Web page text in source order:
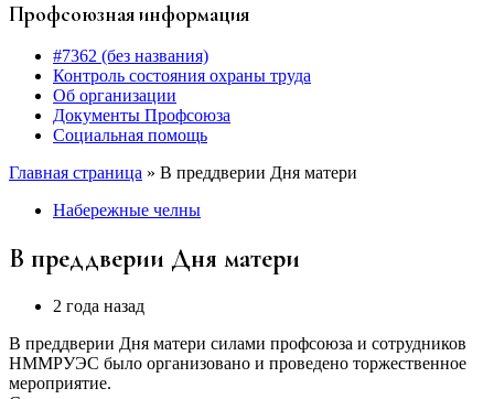
Профсоюзная информация
#7362 (без названия)
Контроль состояния охраны труда
Об организации
Документы Профсоюза
Социальная помощь
Главная страница » В преддверии Дня матери
Набережные челны
В преддверии Дня матери
2 года назад
В преддверии Дня матери силами профсоюза и сотрудников
НММРУЭС было организовано и проведено торжественное
мероприятие.